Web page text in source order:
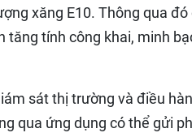
xăng E10. Thông qua đó
tăng tính công khai, minh
sát thị trường và điều
qua ứng dụng có thể gửi